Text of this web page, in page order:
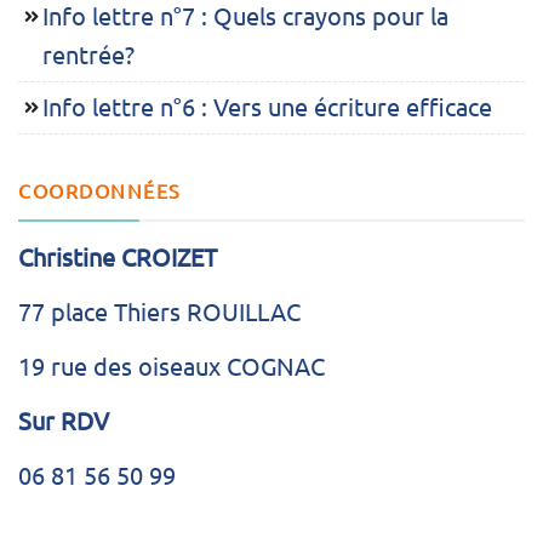
Info lettre n°7 : Quels crayons pour la
rentrée?
Info lettre n°6 : Vers une écriture efficace
COORDONNÉES
Christine CROIZET
77 place Thiers ROUILLAC
19 rue des oiseaux COGNAC
Sur RDV
06 81 56 50 99